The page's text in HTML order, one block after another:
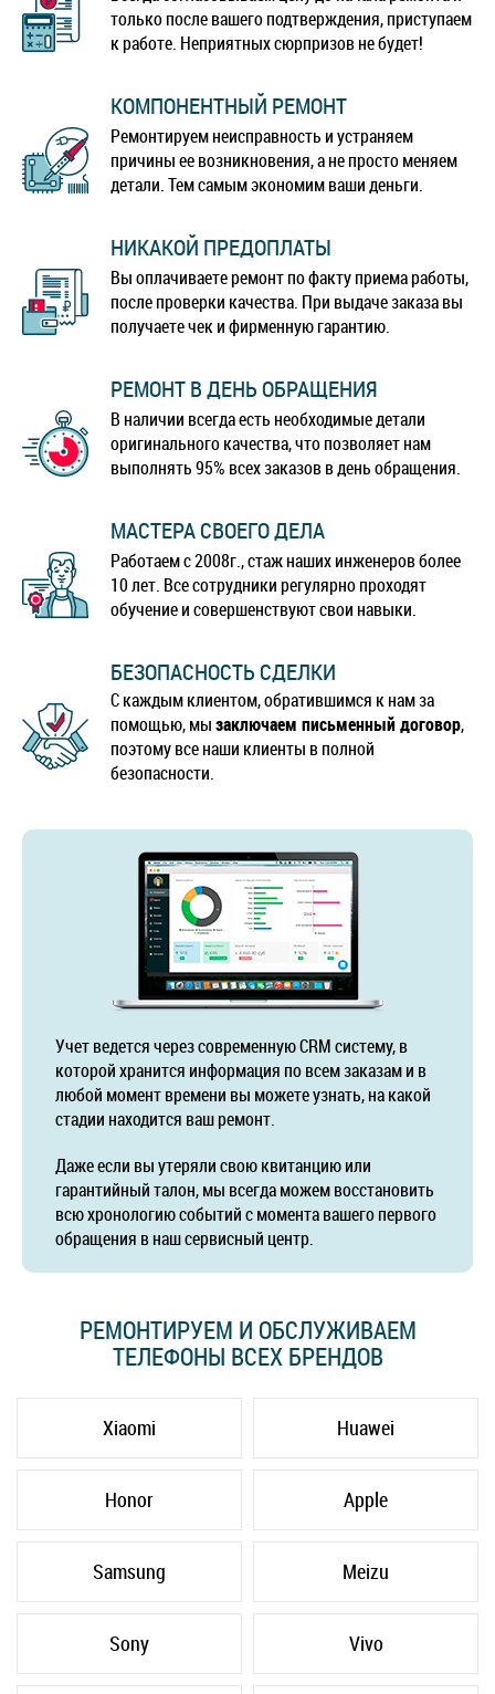
только после вашего подтверждения, приступаем
к работе. Неприятных сюрпризов не будет!
КОМПОНЕНТНЫЙ РЕМОНТ
Ремонтируем неисправность и устраняем
причины ее возникновения, а не просто меняем
детали. Тем самым экономим ваши деньги.
НИКАКОЙ ПРЕДОПЛАТЫ
Вы оплачиваете ремонт по факту приема работы,
после проверки качества. При выдаче заказа вы
получаете чек и фирменную гарантию.
РЕМОНТ В ДЕНЬ ОБРАЩЕНИЯ
В наличии всегда есть необходимые детали
оригинального качества, что позволяет нам
выполнять 95% всех заказов в день обращения.
МАСТЕРА СВОЕГО ДЕЛА
Работаем с 2008г., стаж наших инженеров более
10 лет. Все сотрудники регулярно проходят
обучение и совершенствуют свои навыки.
БЕЗОПАСНОСТЬ СДЕЛКИ
С каждым клиентом, обратившимся к нам за
помощью, мызаключаем письменный договор,
поэтому все наши клиенты в полной
безопасности.
Учет ведется через современную CRM систему, в
которой хранится информация по всем заказам и в
любой момент времени вы можете узнать, на какой
стадии находится ваш ремонт.
Даже если вы утеряли свою квитанцию или
гарантийный талон, мы всегда можем восстановить
всю хронологию событий с момента вашего первого
обращения в наш сервисный центр.
РЕМОНТИРУЕМ И ОБСЛУЖИВАЕМ
ТЕЛЕФОНЫ ВСЕХ БРЕНДОВ
Xiaomi Huawei
Honor Apple
Samsung Meizu
Sony Vivo